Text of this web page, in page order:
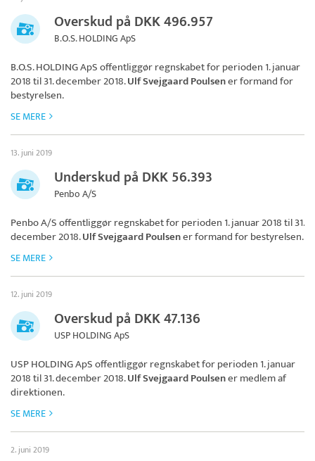
Overskud på DKK 496.957
B.O.S. HOLDING ApS
B.O.S. HOLDING ApSoffentliggør regnskabet for perioden 1. januar
2018 til 31. december 2018.Ulf Svejgaard Poulsener formand for
bestyrelsen.
SE MERE
13. juni 2019
Underskud på DKK 56.393
Penbo A/S
Penbo A/Soffentliggør regnskabet for perioden 1. januar 2018 til 31.
december 2018.Ulf Svejgaard Poulsener formand for bestyrelsen.
SE MERE
12. juni 2019
Overskud på DKK 47.136
USP HOLDING ApS
USP HOLDING ApSoffentliggør regnskabet for perioden 1. januar
2018 til 31. december 2018.Ulf Svejgaard Poulsener medlem af
direktionen.
SE MERE
2. juni 2019